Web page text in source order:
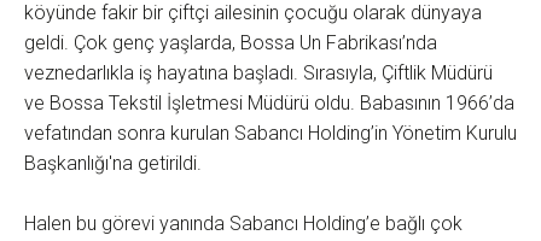
köyünde fakir bir çiftçi ailesinin çocuğu olarak dünyaya
geldi. Çok genç yaşlarda, Bossa Un Fabrikası’nda
veznedarlıkla iş hayatına başladı. Sırasıyla, Çiftlik Müdürü
ve Bossa Tekstil İşletmesi Müdürü oldu. Babasının 1966’da
vefatından sonra kurulan Sabancı Holding’in Yönetim Kurulu
Başkanlığı'na getirildi.
Halen bu görevi yanında Sabancı Holding’e bağlı çok